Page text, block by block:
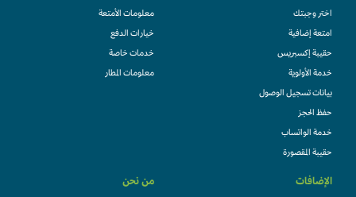
اختر وجبتك
امتعة إضافية
حقيبة إكسبريس
خدمة الأولوية
بيانات تسجيل الوصول
حفظ الحجز
خدمة الواتساب
حقيبة المقصورة
معلومات الأمتعة
خيارات الدفع
خدمات خاصة
معلومات المطار
الإضافات من نحن